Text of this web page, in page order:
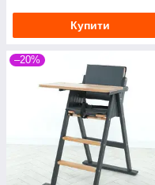
Купити
–20%